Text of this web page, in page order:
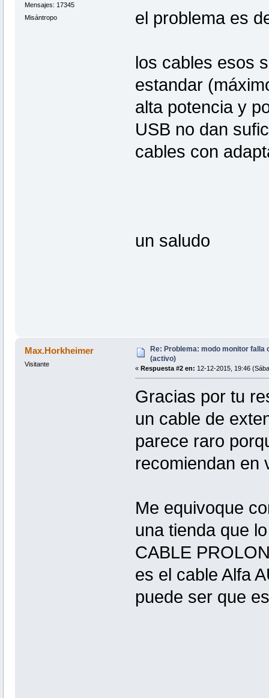
Mensajes: 17345
Misántropo
el problema es
los cables esos
estandar
alta potencia y
USB no dan
cables con
un saludo
Max.Horkheimer
Visitante
Re: Problema: modo monitor falla
(activo)
« Respuesta #2 en: 12-12-2015, 19:46
Gracias por tu
un cable de
parece raro
recomiendan en
Me equivoque
una tienda que
CABLE
es el cable Alfa
puede ser que